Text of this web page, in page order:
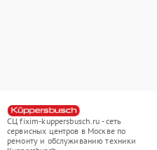
СЦ fixim-kuppersbusch.ru - сеть
сервисных центров в Москве по
ремонту и обслуживанию техники